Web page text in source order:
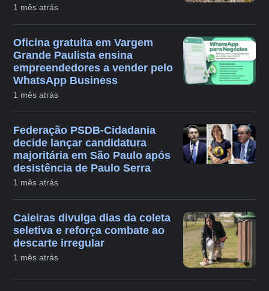
1 mês atrás
Oficina gratuita em Vargem
Grande Paulista ensina
empreendedores a vender pelo
WhatsApp Business
1 mês atrás
Federação PSDB-Cidadania
decide lançar candidatura
majoritária em São Paulo após
desistência de Paulo Serra
1 mês atrás
Caieiras divulga dias da coleta
seletiva e reforça combate ao
descarte irregular
1 mês atrás